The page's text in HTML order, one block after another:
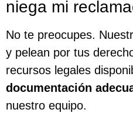
niega mi
No te preocupes.
y pelean por tus
recursos legales
documentación
nuestro equipo.